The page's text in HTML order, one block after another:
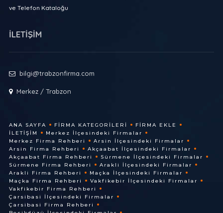
ve Telefon Kataloğu
İLETİŞİM
bilgi@trabzonfirma.com
Merkez / Trabzon
ANA SAYFA FIRMA KATEGORILERI
FIRMA EKLE
İLETIŞIM
Merkez İlçesindeki Firmalar
Merkez Firma Rehberi
Arsin İlçesindeki Firmalar
Arsin Firma Rehberi
Akçaabat İlçesindeki Firmalar
Akçaabat Firma Rehberi
Sürmene İlçesindeki Firmalar
Sürmene Firma Rehberi
Arakli İlçesindeki Firmalar
Arakli Firma Rehberi
Maçka İlçesindeki Firmalar
Maçka Firma Rehberi
Vakfikebir İlçesindeki Firmalar
Vakfikebir Firma Rehberi
Çarsibasi İlçesindeki Firmalar
Çarsibasi Firma Rehberi